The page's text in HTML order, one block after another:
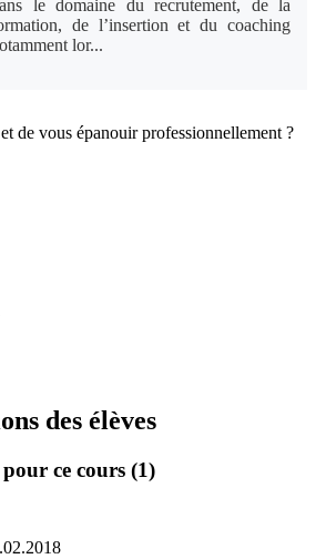
le domaine du recrutement, de la
de l’insertion et du coaching
lor...
des élèves
ce cours (1)